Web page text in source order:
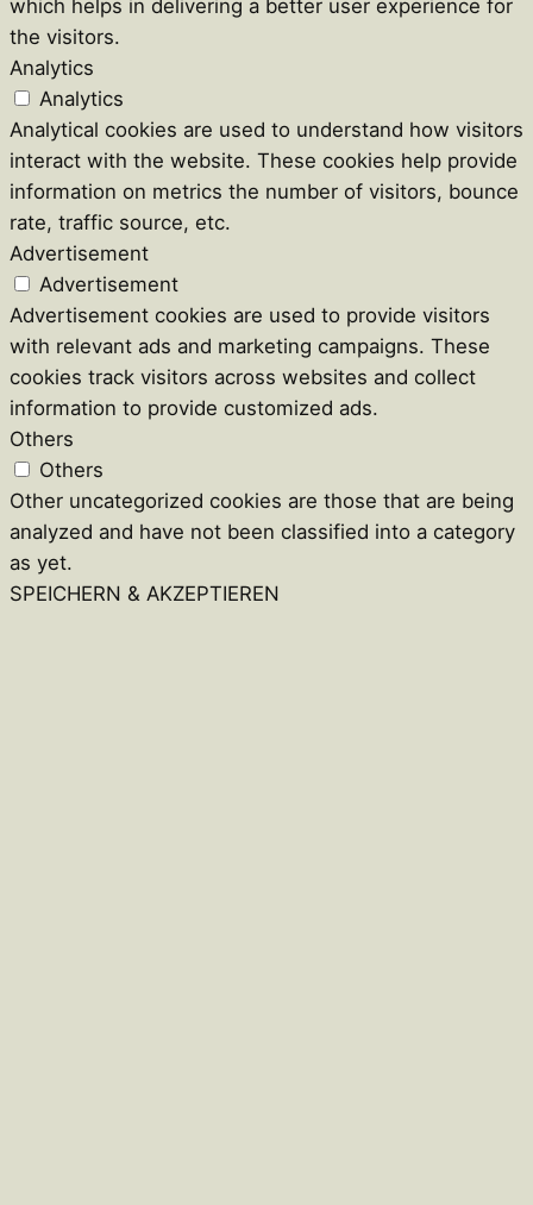
which helps in delivering a better user experience for
the visitors.
Analytics
Analytics
Analytical cookies are used to understand how visitors
interact with the website. These cookies help provide
information on metrics the number of visitors, bounce
rate, traffic source, etc.
Advertisement
Advertisement
Advertisement cookies are used to provide visitors
with relevant ads and marketing campaigns. These
cookies track visitors across websites and collect
information to provide customized ads.
Others
Others
Other uncategorized cookies are those that are being
analyzed and have not been classified into a category
as yet.
SPEICHERN & AKZEPTIEREN